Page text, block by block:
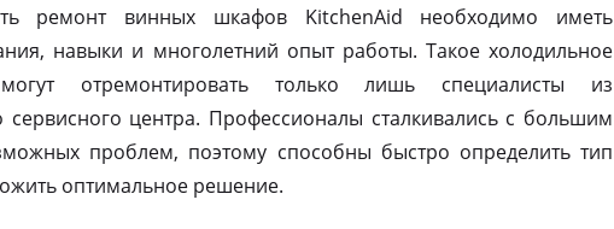
ремонт винных шкафов KitchenAid необходимо иметь
навыки и многолетний опыт работы. Такое холодильное
отремонтировать только лишь специалисты из
сервисного центра. Профессионалы сталкивались с большим
проблем, поэтому способны быстро определить тип
оптимальное решение.